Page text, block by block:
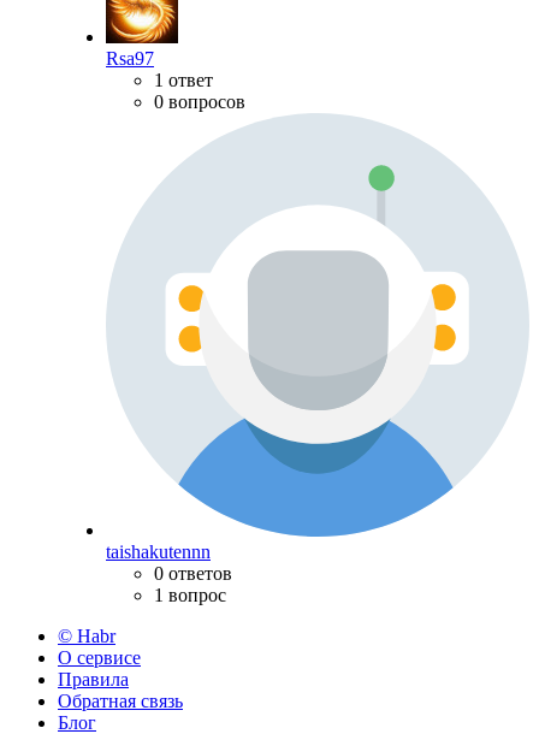
Rsa97
1 ответ
0 вопросов
taishakutennn
0 ответов
1 вопрос
© Habr
О сервисе
Правила
Обратная связь
Блог